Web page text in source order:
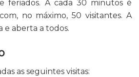
feriados. A cada 30 minutos é
no máximo, 50 visitantes. A
e aberta a todos.
as seguintes visitas: